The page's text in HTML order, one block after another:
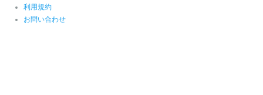
利用規約
お問い合わせ